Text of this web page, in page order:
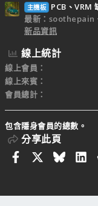
主機板
PCB、VRM
最新：soothepain
新品資訊
線上統計
線上會員
線上來賓
會員總計
包含隱身會員的總數。
分享此頁
Facebook